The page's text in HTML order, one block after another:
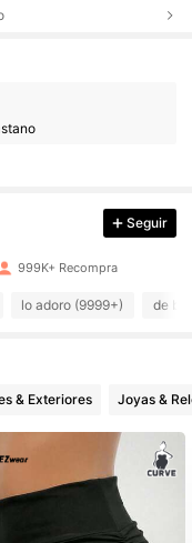
Seguir
999K+ Recompra
lo adoro (9999+) de
& Exteriores Joyas &